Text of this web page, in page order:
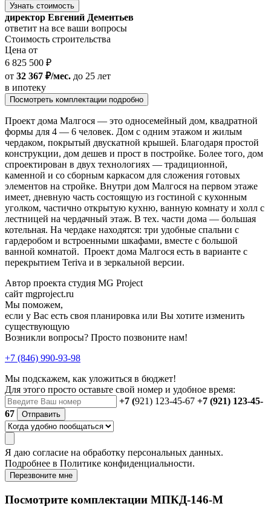
Узнать стоимость
директор Евгений Дементьев
ответит на все ваши вопросы
Стоимость строительства
Цена от
6 825 500 ₽
от 32 367 ₽/мес. до 25 лет
в ипотеку
Посмотреть комплектации подробно
Проект дома Малгося — это односемейный дом, квадратной
формы для 4 — 6 человек. Дом с одним этажом и жилым
чердаком, покрытый двускатной крышей. Благодаря простой
конструкции, дом дешев и прост в постройке. Более того, дом
спроектирован в двух технологиях — традиционной,
каменной и со сборным каркасом для сложения готовых
элементов на стройке. Внутри дом Малгося на первом этаже
имеет, дневную часть состоящую из гостиной с кухонным
уголком, частично открытую кухню, ванную комнату и холл с
лестницей на чердачный этаж. В тех. части дома — большая
котельная. На чердаке находятся: три удобные спальни с
гардеробом и встроенными шкафами, вместе с большой
ванной комнатой. Проект дома Малгося есть в варианте с
перекрытием Teriva и в зеркальной версии.
Автор проекта студия MG Project
сайт mgproject.ru
Мы поможем,
если у Вас есть своя планировка или Вы хотите изменить
существующую
Возникли вопросы? Просто позвоните нам!
+7 (846) 990-93-98
Мы подскажем, как уложиться в бюджет!
Для этого просто оставьте свой номер и удобное время:
+7 (921) 123-45-67 +7 (921) 123-45-
67
Отправить
Я даю согласие на обработку персональных данных.
Подробнее в Политике конфиденциальности.
Перезвоните мне
Посмотрите комплектации МПКД-146-М